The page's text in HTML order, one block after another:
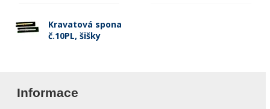
Kravatová spona
č.10PL, šišky
Informace